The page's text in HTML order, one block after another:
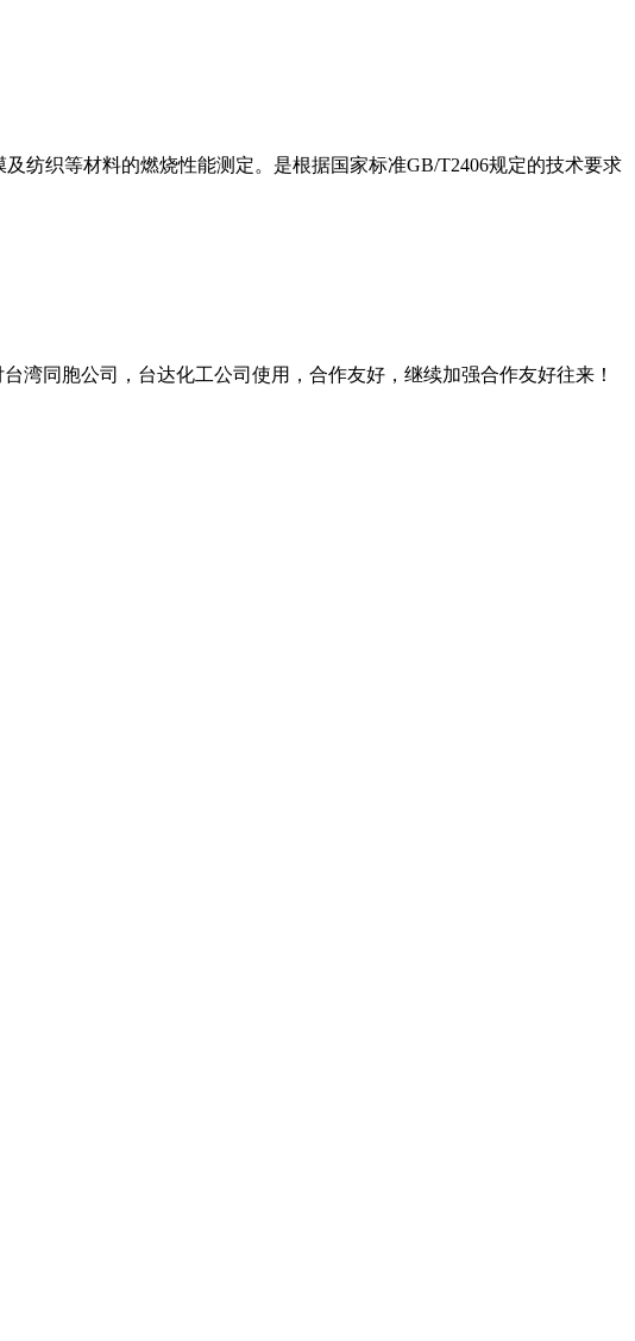
纺织等材料的燃烧性能测定。是根据国家标准GB/T2406规定的技术要求
湾同胞公司，台达化工公司使用，合作友好，继续加强合作友好往来！